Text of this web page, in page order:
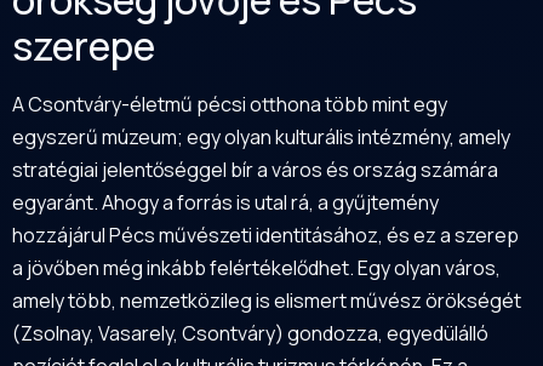
szerepe
A Csontváry-életmű pécsi otthona több mint egy
egyszerű múzeum; egy olyan kulturális intézmény, amely
stratégiai jelentőséggel bír a város és ország számára
egyaránt. Ahogy a forrás is utal rá, a gyűjtemény
hozzájárul Pécs művészeti identitásához, és ez a szerep
a jövőben még inkább felértékelődhet. Egy olyan város,
amely több, nemzetközileg is elismert művész örökségét
(Zsolnay, Vasarely, Csontváry) gondozza, egyedülálló